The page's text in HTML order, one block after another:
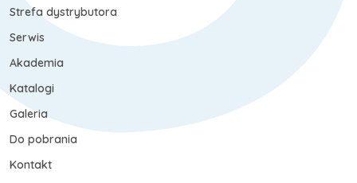
Strefa dystrybutora
Serwis
Akademia
Katalogi
Galeria
Do pobrania
Kontakt